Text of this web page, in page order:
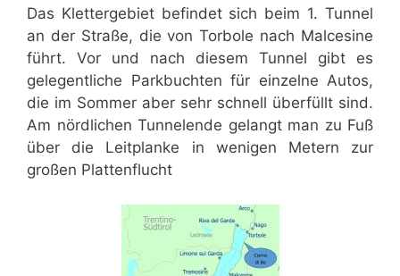
Das Klettergebiet befindet sich beim 1. Tunnel
an der Straße, die von Torbole nach Malcesine
führt. Vor und nach diesem Tunnel gibt es
gelegentliche Parkbuchten für einzelne Autos,
die im Sommer aber sehr schnell überfüllt sind.
Am nördlichen Tunnelende gelangt man zu Fuß
über die Leitplanke in wenigen Metern zur
großen Plattenflucht